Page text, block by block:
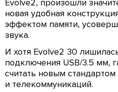
Evolve2, произошли
новая удобная
эффектом памяти,
звука.
И хотя Evolve2 30
подключения USB/3.5 мм,
считать новым
и телекоммуникаций.